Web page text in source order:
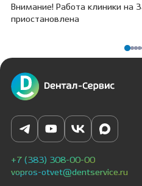
Внимание! Работа клиники на
приостановлена
+7 (383) 308-00-00
vopros-otvet@dentservice.ru